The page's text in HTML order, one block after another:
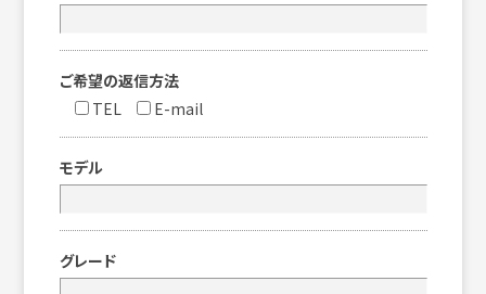
ご希望の返信方法
TEL
E-mail
モデル
グレード